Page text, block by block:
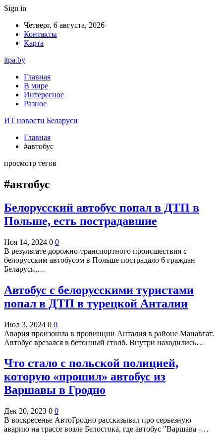
Sign in
Четверг, 6 августа, 2026
Контакты
Карта
itpa.by
Главная
В мире
Интересное
Разное
ИТ новости Беларуси
Главная
#автобус
просмотр тегов
#автобус
Белорусский автобус попал в ДТП в
Польше, есть пострадавшие
Ноя 14, 2024 0 0
В результате дорожно-транспортного происшествия с
белорусским автобусом в Польше пострадало 6 граждан
Беларуси,…
Автобус с белорусскими туристами
попал в ДТП в турецкой Анталии
Июл 3, 2024 0 0
Авария произошла в провинции Анталия в районе Манавгат.
Автобус врезался в бетонный столб. Внутри находились…
Что стало с польской полицией,
которую «прошил» автобус из
Варшавы в Гродно
Дек 20, 2023 0 0
В воскресенье АвтоГродно рассказывал про серьезную
аварию на трассе возле Белостока, где автобус "Варшава -…